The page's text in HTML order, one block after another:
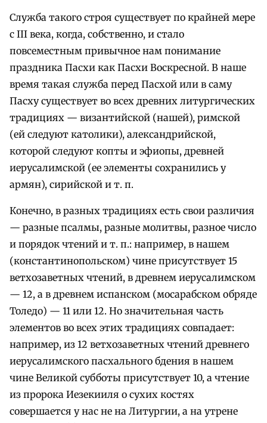
Служба такого строя существует по крайней мере
с III века, когда, собственно, и стало
повсеместным привычное нам понимание
праздника Пасхи как Пасхи Воскресной. В наше
время такая служба перед Пасхой или в саму
Пасху существует во всех древних литургических
традициях — византийской (нашей), римской
(ей следуют католики), александрийской,
которой следуют копты и эфиопы, древней
иерусалимской (ее элементы сохранились у
армян), сирийской и т. п.
Конечно, в разных традициях есть свои различия
— разные псалмы, разные молитвы, разное число
и порядок чтений и т. п.: например, в нашем
(константинопольском) чине присутствует 15
ветхозаветных чтений, в древнем иерусалимском
— 12, а в древнем испанском (мосарабском обряде
Толедо) — 11 или 12. Но значительная часть
элементов во всех этих традициях совпадает:
например, из 12 ветхозаветных чтений древнего
иерусалимского пасхального бдения в нашем
чине Великой субботы присутствует 10, а чтение
из пророка Иезекииля о сухих костях
совершается у нас не на Литургии, а на утрене